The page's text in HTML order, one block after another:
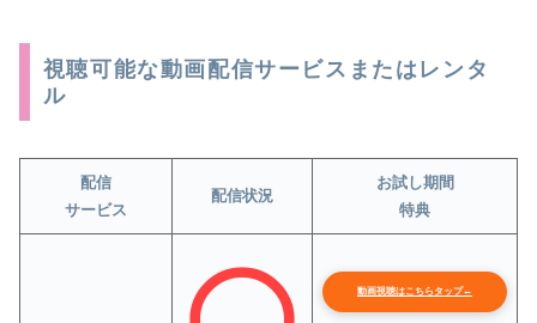
視聴可能な動画配信サービスまたはレンタ
ル
配信
サービス
配信状況
お試し期間
特典
動画視聴はこちらタップ←